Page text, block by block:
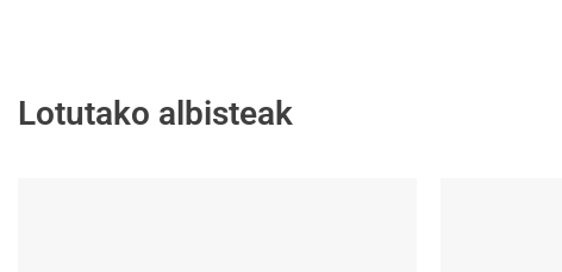
Lotutako albisteak